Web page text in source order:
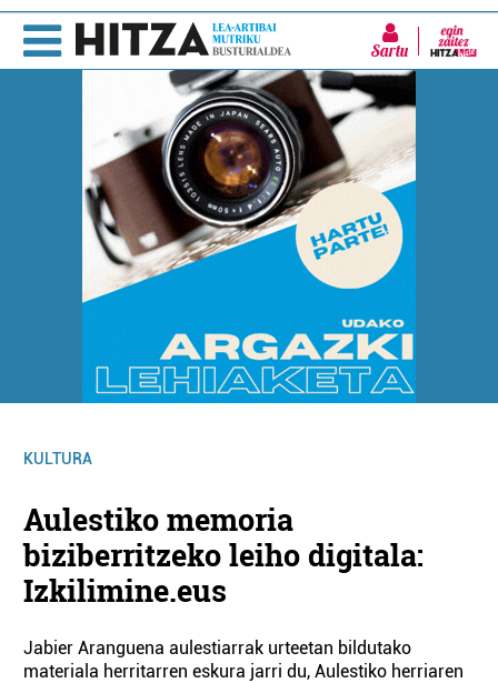
Sartu
KULTURA
Aulestiko memoria
biziberritzeko leiho digitala:
Izkilimine.eus
Jabier Aranguena aulestiarrak urteetan bildutako
materiala herritarren eskura jarri du, Aulestiko herriaren